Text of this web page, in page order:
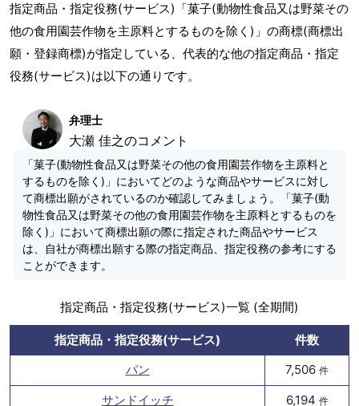
指定商品・指定役務(サービス)「菓子(動物性食品又は野菜その
他の食用園芸作物を主原料とするものを除く)」の商標(商標出
願・登録商標)が指定している、代表的な他の指定商品・指定
役務(サービス)は以下の通りです。
弁理士
大瀬 佳之のコメント
「菓子(動物性食品又は野菜その他の食用園芸作物を主原料と
するものを除く)」においてどのような商品やサービスに対し
て商標出願がされているのか確認してみましょう。「菓子(動
物性食品又は野菜その他の食用園芸作物を主原料とするものを
除く)」において商標出願の際に指定された商品やサービス
は、自社が商標出願する際の指定商品、指定役務の参考にする
ことができます。
指定商品・指定役務(サービス)一覧 (全期間)
指定商品・指定役務(サービス)
件数
パン
7,506 件
サンドイッチ 6,194 件